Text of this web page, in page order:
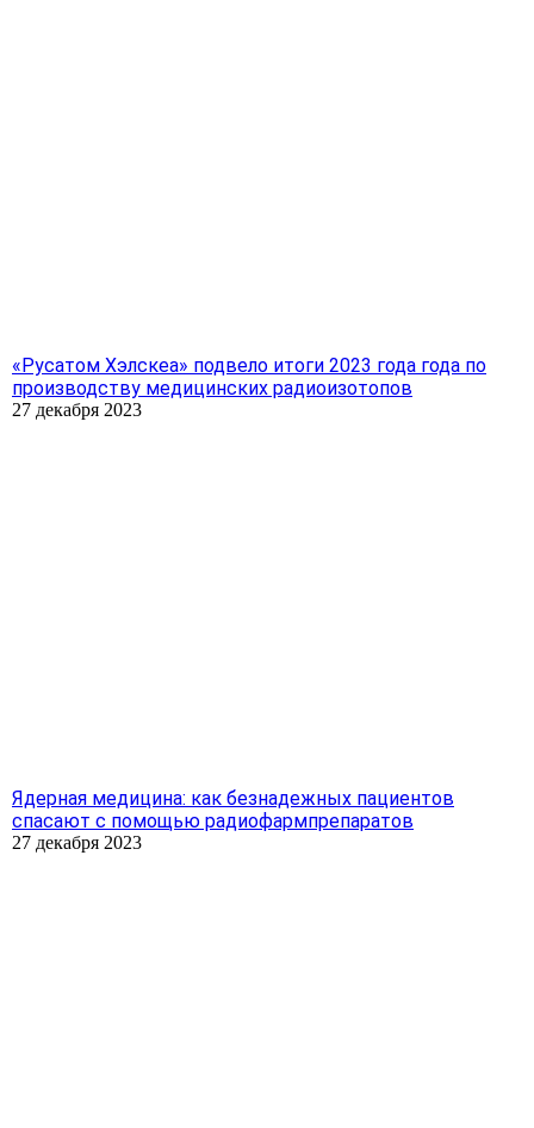
«Русатом Хэлскеа» подвело итоги 2023 года года по
производству медицинских радиоизотопов
27 декабря 2023
Ядерная медицина: как безнадежных пациентов
спасают с помощью радиофармпрепаратов
27 декабря 2023